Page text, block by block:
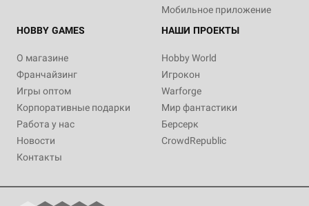
Мобильное приложение
HOBBY GAMES
О магазине
Франчайзинг
Игры оптом
Корпоративные подарки
Работа у нас
Новости
Контакты
НАШИ ПРОЕКТЫ
Hobby World
Игрокон
Warforge
Мир фантастики
Берсерк
CrowdRepublic